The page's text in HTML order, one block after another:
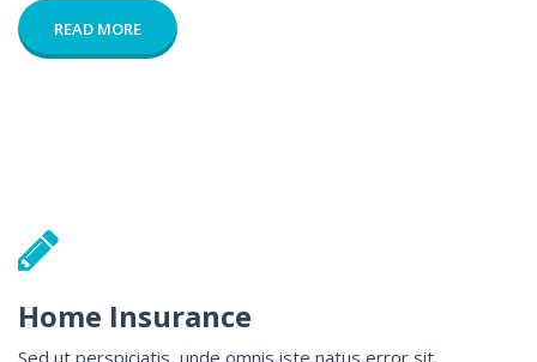
READ MORE
Home Insurance
Sed ut perspiciatis, unde omnis iste natus error sit